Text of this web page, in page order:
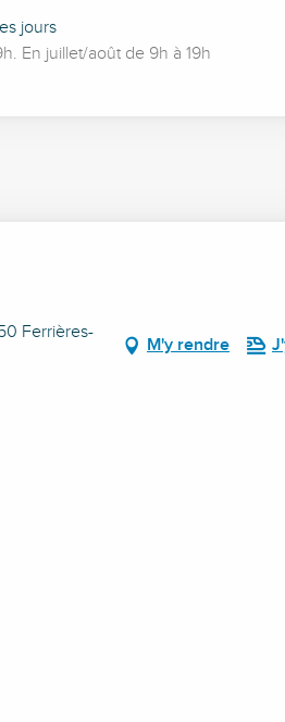
jours
En juillet/août de 9h à 19h
Ferrières-
M'y rendre